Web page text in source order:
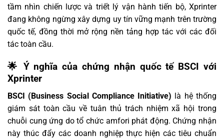
tầm nhìn chiến lược và triết lý vận hành tiến bộ, Xprinter
đang không ngừng xây dựng uy tín vững mạnh trên trường
quốc tế, đồng thời mở rộng nền tảng hợp tác với các đối
tác toàn cầu.
🌟 Ý nghĩa của chứng nhận quốc tế BSCI với
Xprinter
BSCI (Business Social Compliance Initiative) là hệ thống
giám sát toàn cầu về tuân thủ trách nhiệm xã hội trong
chuỗi cung ứng do tổ chức amfori phát động. Chứng nhận
này thúc đẩy các doanh nghiệp thực hiện các tiêu chuẩn